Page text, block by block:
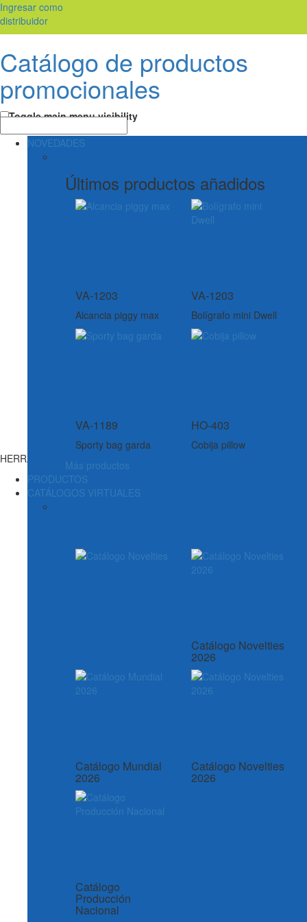
Ingresar como
distribuidor
Catálogo de productos
promocionales
Toggle main menu visibility
NOVEDADES
Últimos productos añadidos
VA-1203
Alcancia piggy max
VA-1203
Bolígrafo mini Dwell
VA-1189
Sporty bag garda
HO-403
Cobija pillow
Más productos
PRODUCTOS
CATÁLOGOS VIRTUALES
Catálogo Novelties
2026
Catálogo Mundial
2026
Catálogo Novelties
2026
Catálogo
Producción
Nacional
HERRAMIENTAS